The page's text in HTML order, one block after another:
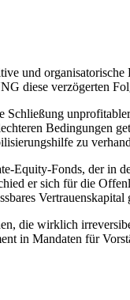
und
verzögerten
Bedingungen
zu
Fonds, der in
er sich für die
Vertrauenskapital
die wirklich
in Mandaten für